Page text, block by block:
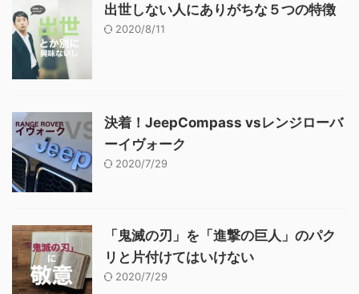
出世しない人にありがちな５つの特徴
2020/8/11
決着！JeepCompass vsレンジローバ
ーイヴォーク
2020/7/29
「鬼滅の刃」を「進撃の巨人」のパク
リと片付けてはいけない
2020/7/29